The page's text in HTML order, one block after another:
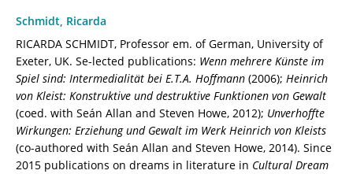
Schmidt, Ricarda
RICARDA SCHMIDT, Professor em. of German, University of
Exeter, UK. Se-lected publications: Wenn mehrere Künste im
Spiel sind: Intermedialität bei E.T.A. Hoffmann (2006); Heinrich
von Kleist: Konstruktive und destruktive Funktionen von Gewalt
(coed. with Seán Allan and Steven Howe, 2012); Unverhoffte
Wirkungen: Erziehung und Gewalt im Werk Heinrich von Kleists
(co-authored with Seán Allan and Steven Howe, 2014). Since
2015 publications on dreams in literature in Cultural Dream